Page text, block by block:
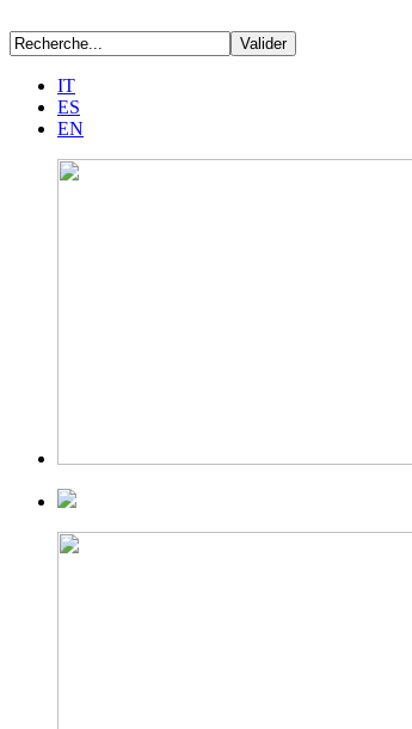
IT
ES
EN